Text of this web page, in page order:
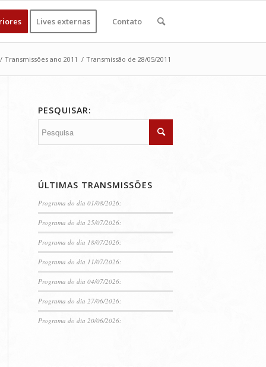
Lives externas Contato
/ Transmissões ano 2011 / Transmissão de 28/05/2011
PESQUISAR:
ÚLTIMAS TRANSMISSÕES
Programa do dia 01/08/2026:
Programa do dia 25/07/2026:
Programa do dia 18/07/2026:
Programa do dia 11/07/2026:
Programa do dia 04/07/2026:
Programa do dia 27/06/2026:
Programa do dia 20/06/2026: